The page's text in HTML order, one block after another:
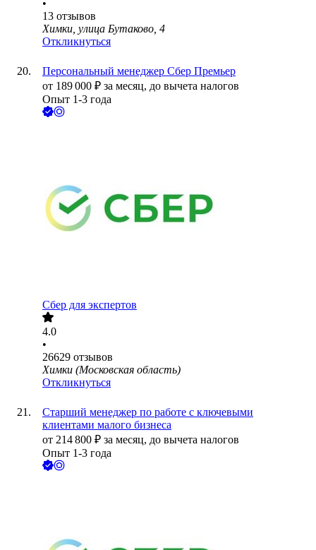
•
13 отзывов
Химки, улица Бутаково, 4
Откликнуться
Персональный менеджер Сбер Премьер
от 189 000 ₽ за месяц, до вычета налогов
Опыт 1-3 года
Сбер для экспертов
4.0
•
26629 отзывов
Химки (Московская область)
Откликнуться
Старший менеджер по работе с ключевыми
клиентами малого бизнеса
от 214 800 ₽ за месяц, до вычета налогов
Опыт 1-3 года